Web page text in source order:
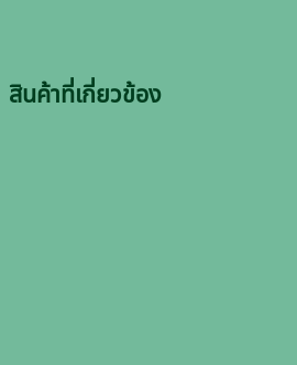
สินค้าที่เกี่ยวข้อง